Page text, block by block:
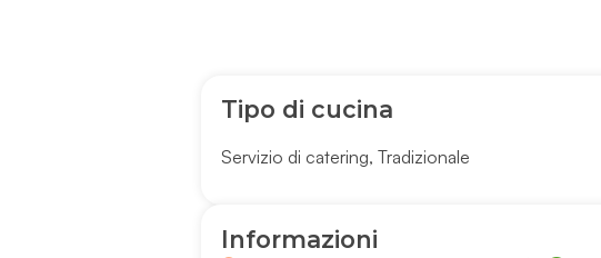
Tipo di cucina
Servizio di catering, Tradizionale
Informazioni